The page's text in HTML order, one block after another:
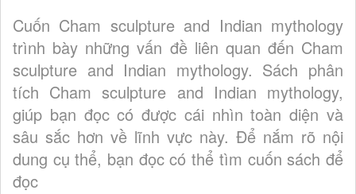
Cuốn Cham sculpture and Indian mythology
trình bày những vấn đề liên quan đến Cham
sculpture and Indian mythology. Sách phân
tích Cham sculpture and Indian mythology,
giúp bạn đọc có được cái nhìn toàn diện và
sâu sắc hơn về lĩnh vực này. Để nắm rõ nội
dung cụ thể, bạn đọc có thể tìm cuốn sách để
đọc